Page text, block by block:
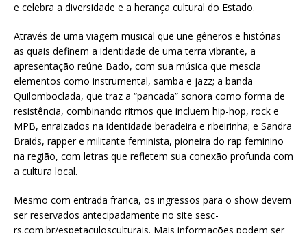
e celebra a diversidade e a herança cultural do Estado.
Através de uma viagem musical que une gêneros e histórias
as quais definem a identidade de uma terra vibrante, a
apresentação reúne Bado, com sua música que mescla
elementos como instrumental, samba e jazz; a banda
Quilomboclada, que traz a “pancada” sonora como forma de
resistência, combinando ritmos que incluem hip-hop, rock e
MPB, enraizados na identidade beradeira e ribeirinha; e Sandra
Braids, rapper e militante feminista, pioneira do rap feminino
na região, com letras que refletem sua conexão profunda com
a cultura local.
Mesmo com entrada franca, os ingressos para o show devem
ser reservados antecipadamente no site sesc-
rs.com.br/espetaculosculturais. Mais informações podem ser